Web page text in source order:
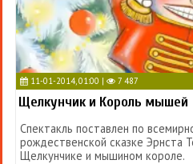
11-01-2014, 01:00 | 7 487
Щелкунчик и Король мышей
Спектакль поставлен по
рождественской сказке Эрнста
Щелкунчике и мышином короле.